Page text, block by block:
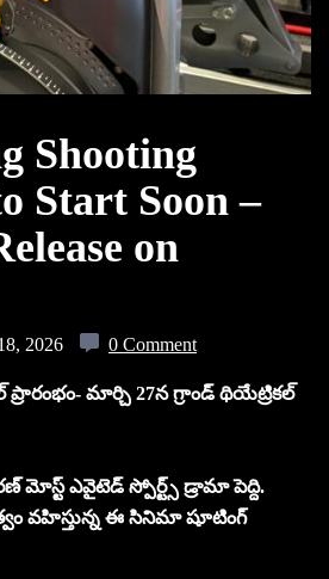
Shooting
Start Soon –
on
2026 0 Comment
ప్రారంభం- మార్చి 27న గ్రాండ్ థియేట్రికల్
మోస్ట్ ఎవైటెడ్ స్పోర్ట్స్ డ్రామా పెద్ది.
వహిస్తున్న ఈ సినిమా షూటింగ్